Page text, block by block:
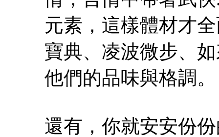
元素，這樣體材才
寶典、凌波微步、
他們的品味與格調。
還有，你就安安份